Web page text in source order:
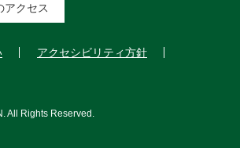
アクセス
アクセシビリティ方針
. All Rights Reserved.